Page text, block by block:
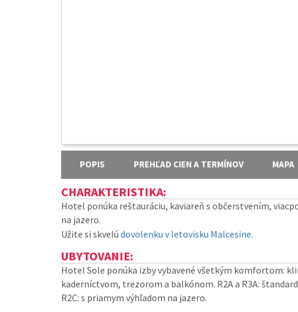
POPIS PREHĽAD CIEN A TERMÍNOV MAPA
CHARAKTERISTIKA:
Hotel ponúka reštauráciu, kaviareň s občerstvením,
na jazero.
Užite si skvelú dovolenku v letovisku Malcesine.
UBYTOVANIE:
Hotel Sole ponúka izby vybavené všetkým komfortom:
kaderníctvom, trezorom a balkónom. R2A a R3A:
R2C: s priamym výhľadom na jazero.